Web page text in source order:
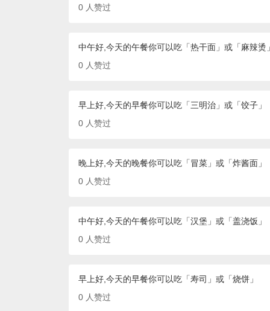
0 人赞过
中午好,今天的午餐你可以吃「热干面」或「麻辣烫
0 人赞过
早上好,今天的早餐你可以吃「三明治」或「饺子」
0 人赞过
晚上好,今天的晚餐你可以吃「冒菜」或「炸酱面」
0 人赞过
中午好,今天的午餐你可以吃「汉堡」或「盖浇饭」
0 人赞过
早上好,今天的早餐你可以吃「寿司」或「烧饼」
0 人赞过